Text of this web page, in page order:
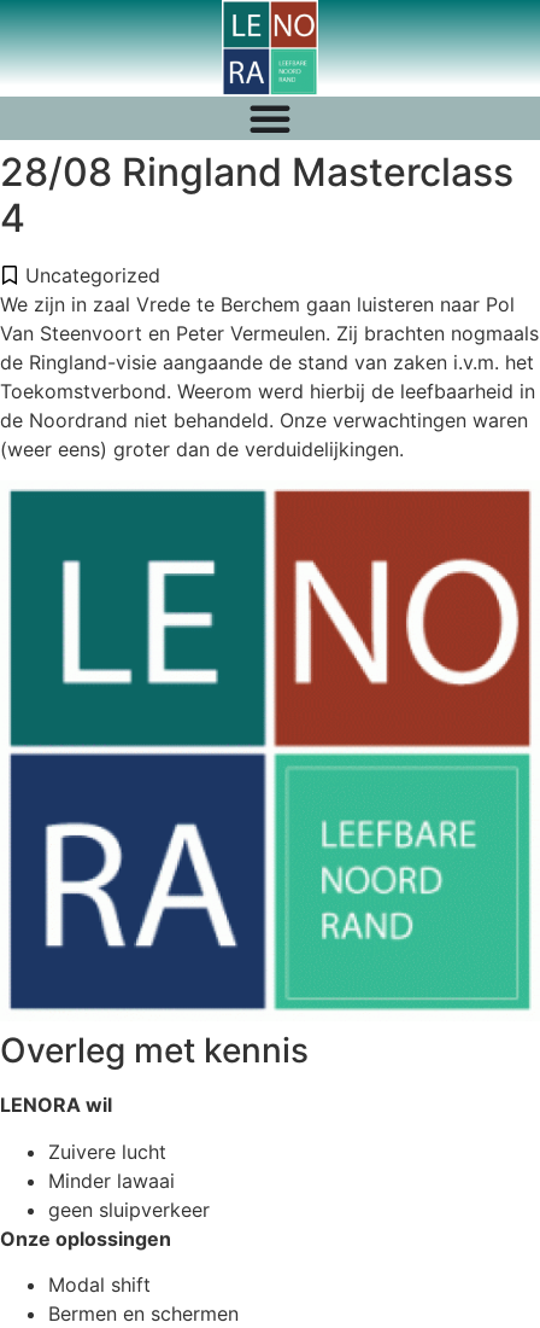
28/08 Ringland Masterclass
4
Uncategorized
We zijn in zaal Vrede te Berchem gaan luisteren naar Pol
Van Steenvoort en Peter Vermeulen. Zij brachten nogmaals
de Ringland-visie aangaande de stand van zaken i.v.m. het
Toekomstverbond. Weerom werd hierbij de leefbaarheid in
de Noordrand niet behandeld. Onze verwachtingen waren
(weer eens) groter dan de verduidelijkingen.
Overleg met kennis
LENORA wil
Zuivere lucht
Minder lawaai
geen sluipverkeer
Onze oplossingen
Modal shift
Bermen en schermen